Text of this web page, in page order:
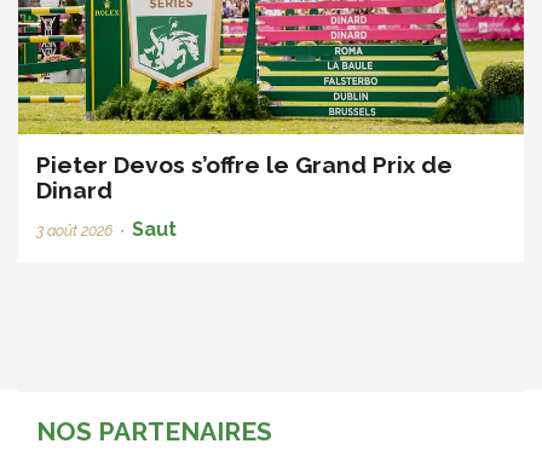
Pieter Devos s’offre le Grand Prix de
Dinard
3 août 2026 • Saut
NOS PARTENAIRES